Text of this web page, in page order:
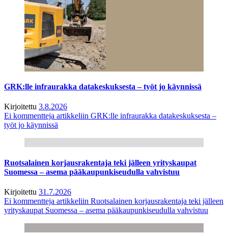
GRK:lle infraurakka datakeskuksesta – työt jo käynnissä
Kirjoitettu 3.8.2026
Ei kommentteja artikkeliin GRK:lle infraurakka datakeskuksesta –
työt jo käynnissä
Ruotsalainen korjausrakentaja teki jälleen yrityskaupat
Suomessa – asema pääkaupunkiseudulla vahvistuu
Kirjoitettu 31.7.2026
Ei kommentteja artikkeliin Ruotsalainen korjausrakentaja teki jälleen
yrityskaupat Suomessa – asema pääkaupunkiseudulla vahvistuu